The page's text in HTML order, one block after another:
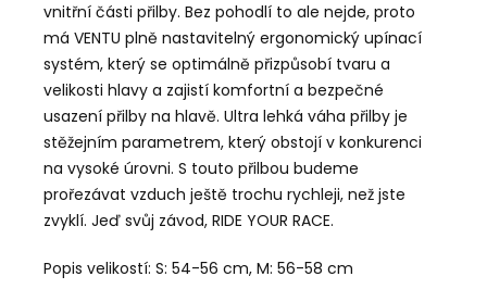
vnitřní části přilby. Bez pohodlí to ale nejde, proto
má VENTU plně nastavitelný ergonomický upínací
systém, který se optimálně přizpůsobí tvaru a
velikosti hlavy a zajistí komfortní a bezpečné
usazení přilby na hlavě. Ultra lehká váha přilby je
stěžejním parametrem, který obstojí v konkurenci
na vysoké úrovni. S touto přilbou budeme
prořezávat vzduch ještě trochu rychleji, než jste
zvyklí. Jeď svůj závod, RIDE YOUR RACE.
Popis velikostí: S: 54-56 cm, M: 56-58 cm